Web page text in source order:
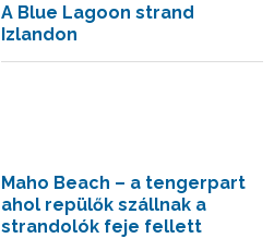
A Blue Lagoon strand
Izlandon
Maho Beach – a tengerpart
ahol repülők szállnak a
strandolók feje fellett